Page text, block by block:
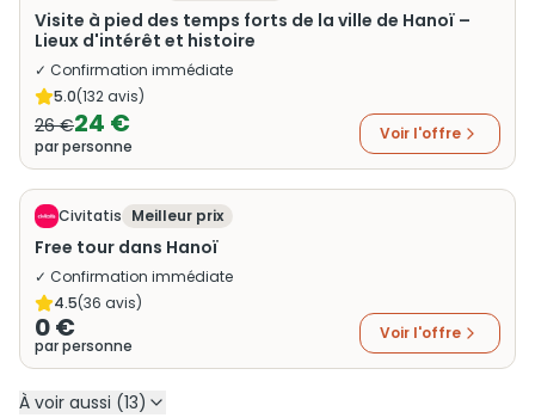
Visite à pied des temps forts de la ville de Hanoï –
Lieux d'intérêt et histoire
✓ Confirmation immédiate
5.0(132avis)
26 €24 €
par personne
Voir l'offre
Civitatis Meilleur prix
Free tour dans Hanoï
✓ Confirmation immédiate
4.5(36 avis)
0 €
par personne
Voir l'offre
À voir aussi (13)